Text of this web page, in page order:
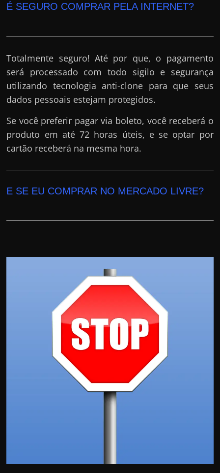
É SEGURO COMPRAR PELA INTERNET?
Totalmente seguro! Até por que, o pagamento
será processado com todo sigilo e segurança
utilizando tecnologia anti-clone para que seus
dados pessoais estejam protegidos.
Se você preferir pagar via boleto, você receberá o
produto em até 72 horas úteis, e se optar por
cartão receberá na mesma hora.
E SE EU COMPRAR NO MERCADO LIVRE?